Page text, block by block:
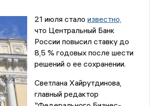
21 июля стало известно,
что Центральный Банк
России повысил ставку до
8,5 % годовых после шести
решений о ее сохранении.
Светлана Хайрутдинова,
главный редактор